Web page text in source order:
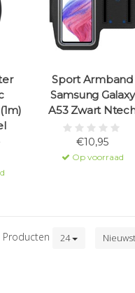
Sport Armband
Samsung Galaxy
A53 Zwart
€10,95
Op voorraad
Producten 24